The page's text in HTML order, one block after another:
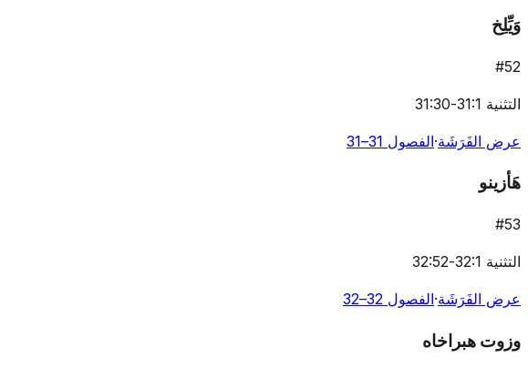
وَيِّلِخ
#52
التثنية 31:1-31:30
عرض الفَرَشَة·الفصول 31–31
هَأزينو
#53
التثنية 32:1-32:52
عرض الفَرَشَة·الفصول 32–32
وزوت هبراخاه